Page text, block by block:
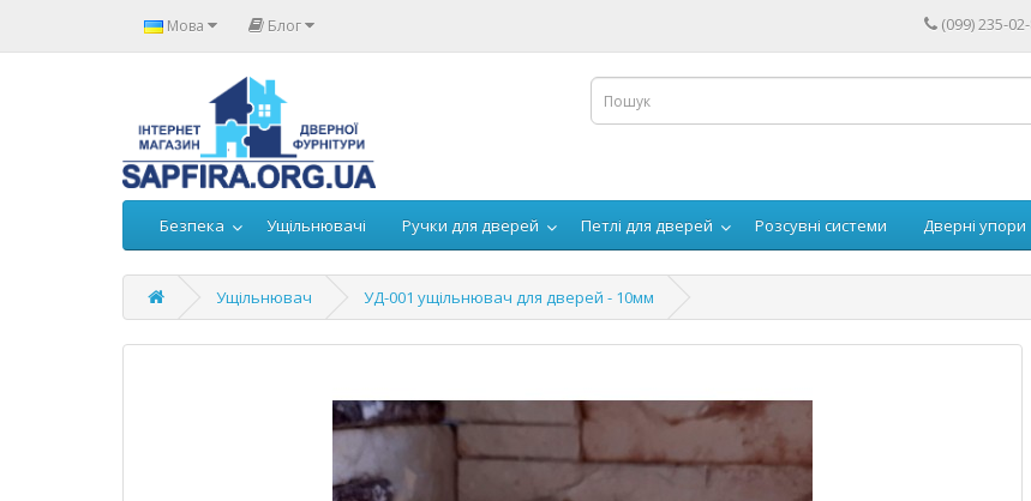
Мова Блог (099) 235-
Безпека Ущільнювачі Ручки для дверей Петлі для дверей Розсувні системи Дверні упори
Ущільнювач УД-001 ущільнювач для дверей - 10мм